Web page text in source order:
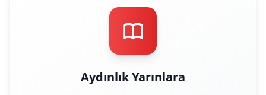
Aydınlık Yarınlara